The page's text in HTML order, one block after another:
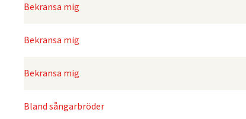
Bekransa mig
Bekransa mig
Bekransa mig
Bland sångarbröder